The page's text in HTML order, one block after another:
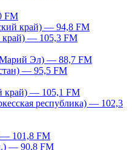
FM
край) — 94,8 FM
край) — 105,3 FM
Эл) — 88,7 FM
— 95,5 FM
край) — 105,1 FM
республика) — 102,3
— 101,8 FM
— 90,8 FM